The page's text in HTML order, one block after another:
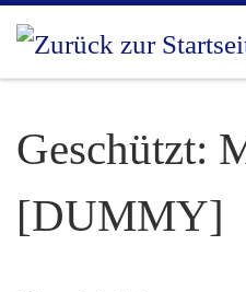
Zum Inhalt springen
Geschützt:
[DUMMY]